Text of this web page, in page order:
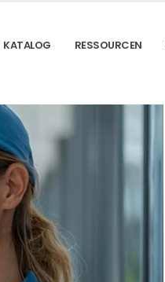
KATALOG RESSOURCEN